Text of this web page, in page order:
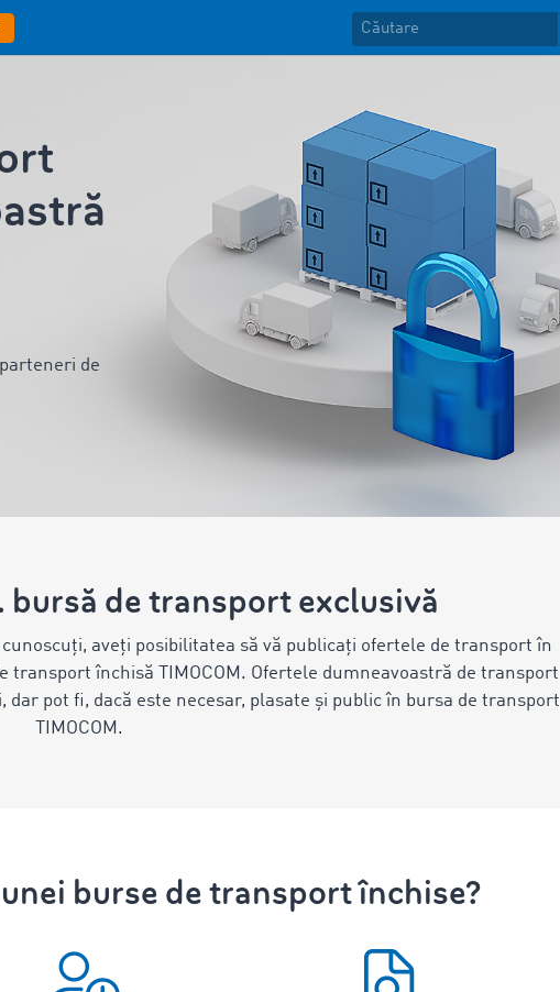
de
de transport exclusivă
aveți posibilitatea să vă publicați ofertele de transport în
închisă TIMOCOM. Ofertele dumneavoastră de transport
pot fi, dacă este necesar, plasate și public în bursa de transport
TIMOCOM.
burse de transport închise?